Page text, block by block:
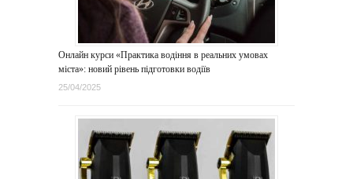
Онлайн курси «Практика водіння в реальних умовах
міста»: новий рівень підготовки водіїв
25/04/2025